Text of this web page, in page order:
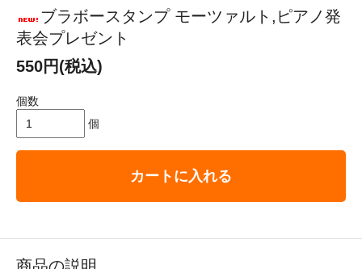
ブラボースタンプ モーツァルト,ピアノ発
表会プレゼント
550円(税込)
個数
個
カートに入れる